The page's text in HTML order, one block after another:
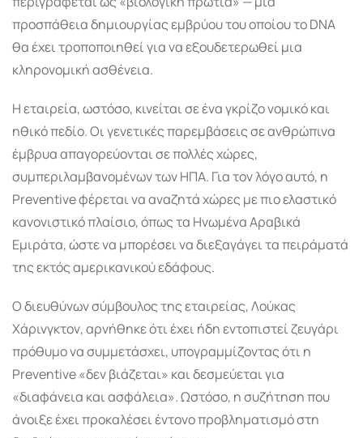
προσπάθεια δημιουργίας εμβρύου του οποίου το DNA
θα έχει τροποποιηθεί για να εξουδετερωθεί μια
κληρονομική ασθένεια.
Η εταιρεία, ωστόσο, κινείται σε ένα γκρίζο νομικό και
ηθικό πεδίο. Οι γενετικές παρεμβάσεις σε ανθρώπινα
έμβρυα απαγορεύονται σε πολλές χώρες,
συμπεριλαμβανομένων των ΗΠΑ. Για τον λόγο αυτό, η
Preventive φέρεται να αναζητά χώρες με πιο ελαστικό
κανονιστικό πλαίσιο, όπως τα Ηνωμένα Αραβικά
Εμιράτα, ώστε να μπορέσει να διεξαγάγει τα πειράματά
της εκτός αμερικανικού εδάφους.
Ο διευθύνων σύμβουλος της εταιρείας, Λούκας
Χάρινγκτον, αρνήθηκε ότι έχει ήδη εντοπιστεί ζευγάρι
πρόθυμο να συμμετάσχει, υπογραμμίζοντας ότι η
Preventive «δεν βιάζεται» και δεσμεύεται για
«διαφάνεια και ασφάλεια». Ωστόσο, η συζήτηση που
άνοιξε έχει προκαλέσει έντονο προβληματισμό στη